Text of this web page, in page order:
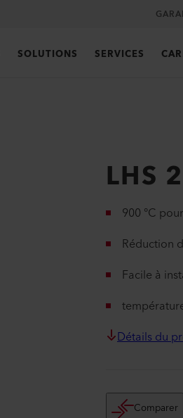
SOLUTIONS SERVICES
LHS
900 °C
Réduction
Facile à
Détails du
Comparer